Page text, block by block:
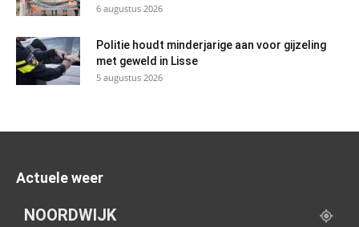
6 augustus 2026
Politie houdt minderjarige aan voor gijzeling
met geweld in Lisse
5 augustus 2026
Actuele weer
NOORDWIJK